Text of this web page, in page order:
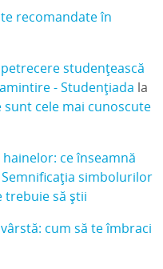
recomandate în
studențească
- Studențiada la
sunt cele mai cunoscute
ce înseamnă
Semnificația simbolurilor
trebuie să știi
cum să te îmbraci